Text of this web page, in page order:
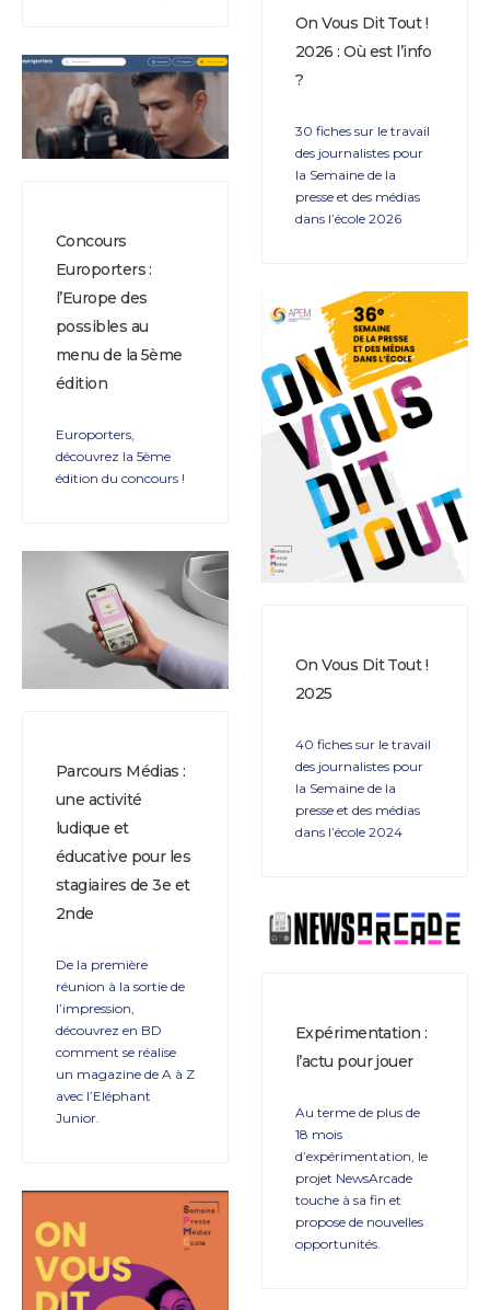
On Vous Dit Tout !
2026 : Où est l’info
?
30 fiches sur le travail
des journalistes pour
la Semaine de la
presse et des médias
dans l’école 2026
Concours
Europorters :
l’Europe des
possibles au
menu de la 5ème
édition
Europorters,
découvrez la 5ème
édition du concours !
On Vous Dit Tout !
2025
40 fiches sur le travail
des journalistes pour
la Semaine de la
presse et des médias
dans l’école 2024
Parcours Médias :
une activité
ludique et
éducative pour les
stagiaires de 3e et
2nde
De la première
réunion à la sortie de
l’impression,
découvrez en BD
comment se réalise
un magazine de A à Z
avec l’Eléphant
Junior.
Expérimentation :
l’actu pour jouer
Au terme de plus de
18 mois
d’expérimentation, le
projet NewsArcade
touche à sa fin et
propose de nouvelles
opportunités.